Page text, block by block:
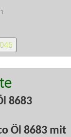
8683
Öl 8683 mit